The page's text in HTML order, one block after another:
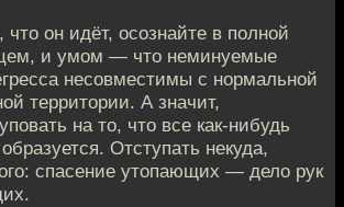
он идёт, осознайте в полной
и умом — что неминуемые
несовместимы с нормальной
территории. А значит,
на то, что все как-нибудь
Отступать некуда,
спасение утопающих — дело рук